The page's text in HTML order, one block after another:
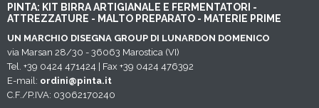
PINTA: KIT BIRRA ARTIGIANALE E FERMENTATORI -
ATTREZZATURE - MALTO PREPARATO - MATERIE PRIME
UN MARCHIO DISEGNA GROUP DI LUNARDON DOMENICO
via Marsan 28/30 - 36063 Marostica (VI)
Tel. +39 0424 471424 | Fax +39 0424 476392
E-mail: ordini@pinta.it
C.F./P.IVA: 03062170240